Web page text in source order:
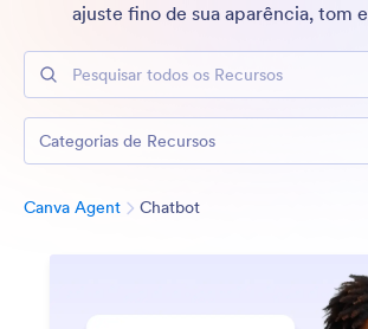
ajuste fino de sua aparência, tom
Pesquisar todos os Recursos
Canva Agent ChatbotCategoria
Categorias de Recursos